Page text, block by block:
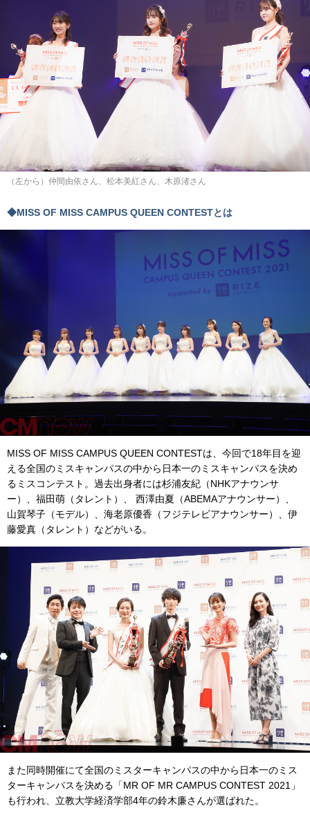
（左から）仲間由依さん、松本美紅さん、木原渚さん
◆MISS OF MISS CAMPUS QUEEN CONTESTとは
MISS OF MISS CAMPUS QUEEN CONTESTは、今回で18年目を迎
える全国のミスキャンパスの中から日本一のミスキャンパスを決め
るミスコンテスト。過去出身者には杉浦友紀（NHKアナウンサ
ー）、福田萌（タレント）、 西澤由夏（ABEMAアナウンサー）、
山賀琴子（モデル）、海老原優香（フジテレビアナウンサー）、伊
藤愛真（タレント）などがいる。
また同時開催にて全国のミスターキャンパスの中から日本一のミス
ターキャンパスを決める「MR OF MR CAMPUS CONTEST 2021」
も行われ、立教大学経済学部4年の鈴木廉さんが選ばれた。